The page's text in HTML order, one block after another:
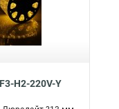
H2-220V-Y